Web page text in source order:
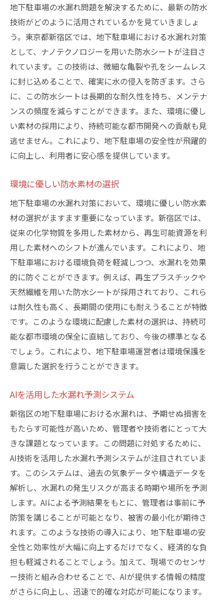
地下駐車場の水漏れ問題を解決するために、最新の防水
技術がどのように活用されているかを見ていきましょ
う。東京都新宿区では、地下駐車場における水漏れ対策
として、ナノテクノロジーを用いた防水シートが注目さ
れています。この技術は、微細な亀裂や孔をシームレス
に封じ込めることで、確実に水の侵入を防ぎます。さら
に、この防水シートは長期的な耐久性を持ち、メンテナ
ンスの頻度を減らすことができます。また、環境に優し
い素材の採用により、持続可能な都市開発への貢献も見
逃せません。これにより、地下駐車場の安全性が飛躍的
に向上し、利用者に安心感を提供しています。
環境に優しい防水素材の選択
地下駐車場の水漏れ対策において、環境に優しい防水素
材の選択がますます重要になっています。新宿区では、
従来の化学物質を多用した素材から、再生可能資源を利
用した素材へのシフトが進んでいます。これにより、地
下駐車場における環境負荷を軽減しつつ、水漏れを効果
的に防ぐことができます。例えば、再生プラスチックや
天然繊維を用いた防水シートが採用されており、これら
は耐久性も高く、長期間の使用にも耐えうることが特徴
です。このような環境に配慮した素材の選択は、持続可
能な都市環境の保全に直結しており、今後の標準となる
でしょう。これにより、地下駐車場運営者は環境保護を
意識した選択を行うことができます。
AIを活用した水漏れ予測システム
新宿区の地下駐車場における水漏れは、予期せぬ損害を
もたらす可能性が高いため、管理者や技術者にとって大
きな課題となっています。この問題に対処するために、
AI技術を活用した水漏れ予測システムが注目されていま
す。このシステムは、過去の気象データや構造データを
解析し、水漏れの発生リスクが高まる時期や場所を予測
します。AIによる予測結果をもとに、管理者は事前に予
防策を講じることが可能となり、被害の最小化が期待さ
れます。このような技術の導入により、地下駐車場の安
全性と効率性が大幅に向上するだけでなく、経済的な負
担も軽減されることでしょう。加えて、現場でのセンサ
ー技術と組み合わせることで、AIが提供する情報の精度
がさらに向上し、迅速で的確な対応が可能になります。